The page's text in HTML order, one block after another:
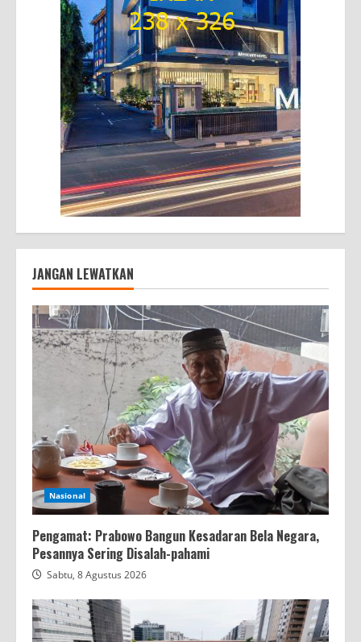
JANGAN LEWATKAN
Nasional
Pengamat: Prabowo Bangun Kesadaran Bela Negara,
Pesannya Sering Disalah-pahami
Sabtu, 8 Agustus 2026